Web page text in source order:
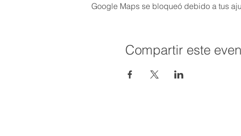
Google Maps se bloqueó debido a tus
Compartir este